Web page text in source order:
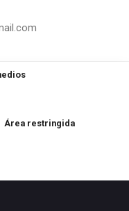
Área restringida